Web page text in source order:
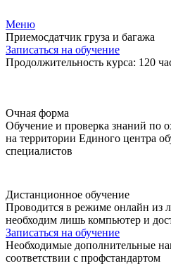
Меню
Приемосдатчик груза и багажа
Записаться на обучение
Продолжительность курса: 120
Очная форма
Обучение и проверка знаний по
на территории Единого центра
специалистов
Дистанционное обучение
Проводится в режиме онлайн из
необходим лишь компьютер и
Записаться на обучение
Необходимые дополнительные
соответствии с профстандартом